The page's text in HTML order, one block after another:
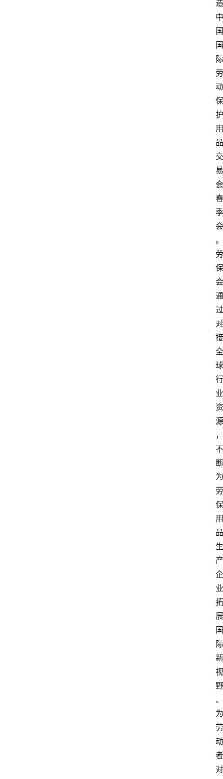
造
中
国
国
际
劳
动
保
护
用
品
交
易
会
春
季
会
。
劳
保
会
通
过
对
接
全
球
行
业
资
源
，
不
断
为
劳
保
用
品
生
产
企
业
拓
展
国
际
新
视
野
、
为
劳
动
者
对